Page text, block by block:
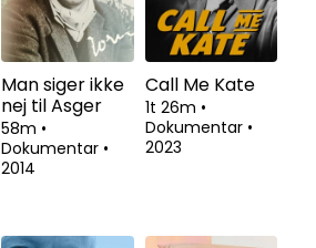
Man siger ikke
nej til Asger
58m •
Dokumentar •
2014
Call Me Kate
1t 26m •
Dokumentar •
2023